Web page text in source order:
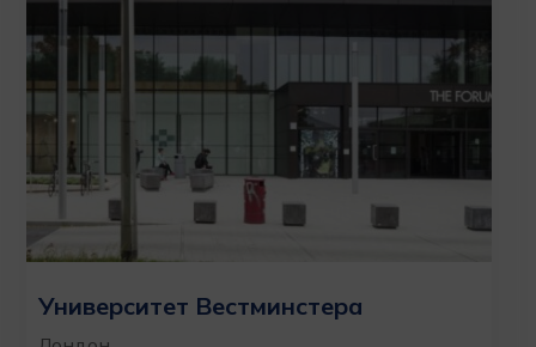
Университет Вестминстера